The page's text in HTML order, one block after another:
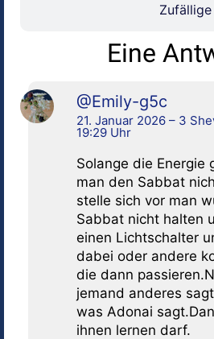
Eine
@Emily-g5c
21. Januar 2026 – 3
19:29 Uhr
Solange die Energie
man den Sabbat
stelle sich vor man
Sabbat nicht halten
einen Lichtschalter
dabei oder andere
die dann
jemand anderes
was Adonai
ihnen lernen darf.